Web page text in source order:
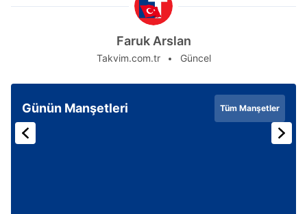
Faruk Arslan
Takvim.com.tr Güncel
Günün Manşetleri Tüm Manşetler